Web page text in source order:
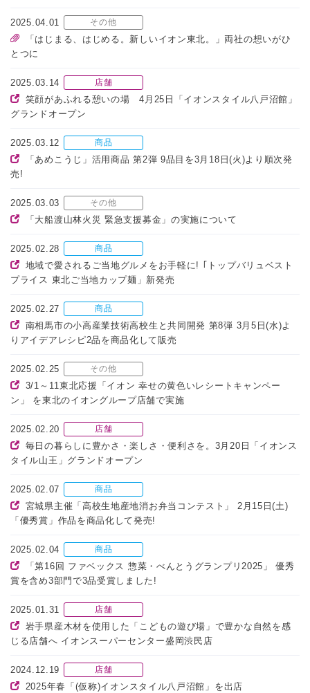
2025.04.01 その他
「はじまる、はじめる。新しいイオン東北。」両社の想いがひ
とつに
2025.03.14 店舗
笑顔があふれる憩いの場 4月25日「イオンスタイル八戸沼館」
グランドオープン
2025.03.12 商品
「あめこうじ」活用商品 第2弾 9品目を3月18日(火)より順次発
売!
2025.03.03 その他
「大船渡山林火災 緊急支援募金」の実施について
2025.02.28 商品
地域で愛されるご当地グルメをお手軽に! ｢トップバリュベスト
プライス 東北ご当地カップ麺」新発売
2025.02.27 商品
南相馬市の小高産業技術高校生と共同開発 第8弾 3月5日(水)よ
りアイデアレシピ2品を商品化して販売
2025.02.25 その他
3/1～11東北応援「イオン 幸せの黄色いレシートキャンペー
ン」 を東北のイオングループ店舗で実施
2025.02.20 店舗
毎日の暮らしに豊かさ・楽しさ・便利さを。3月20日「イオンス
タイル山王」グランドオープン
2025.02.07 商品
宮城県主催「高校生地産地消お弁当コンテスト」 2月15日(土)
「優秀賞」作品を商品化して発売!
2025.02.04 商品
「第16回 ファベックス 惣菜・べんとうグランプリ2025」 優秀
賞を含め3部門で3品受賞しました!
2025.01.31 店舗
岩手県産木材を使用した「こどもの遊び場」で豊かな自然を感
じる店舗へ イオンスーパーセンター盛岡渋民店
2024.12.19 店舗
2025年春「(仮称)イオンスタイル八戸沼館」を出店